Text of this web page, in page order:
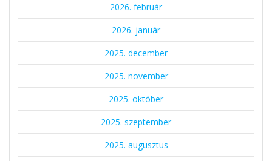
2026. február
2026. január
2025. december
2025. november
2025. október
2025. szeptember
2025. augusztus